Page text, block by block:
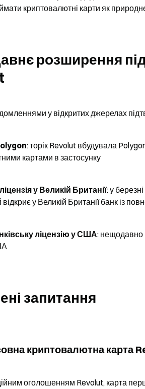
криптовалютні карти як
розширення
у відкритих джерелах
: торік Revolut вбудувала
картами в застосунку
у Великій Британії: у
у Великій Британії банк із
ліцензію у США: нещодавно
запитання
криптовалютна карта
оголошенням Revolut, карта